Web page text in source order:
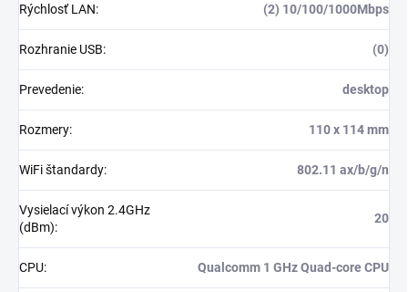
Rýchlosť LAN: (2) 10/100/1000Mbps
Rozhranie USB: (0)
Prevedenie: desktop
Rozmery: 110 x 114 mm
WiFi štandardy: 802.11 ax/b/g/n
Vysielací výkon 2.4GHz
(dBm):
20
CPU: Qualcomm 1 GHz Quad-core CPU